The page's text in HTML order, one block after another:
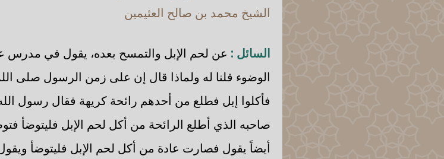
الشيخ محمد بن صالح العثيمين
السائل : عن لحم الإبل والتمسح بعده، يقول في مدرس
الوضوء قلنا له ولماذا قال إن على زمن الرسول صلى
فأكلوا إبل فطلع من أحدهم رائحة كريهة فقال رسول
صاحبه الذي أطلع الرائحة من أكل لحم الإبل فليتوضأ
أيضاً يقول فصارت عادة من أكل لحم الإبل فليتوضأ